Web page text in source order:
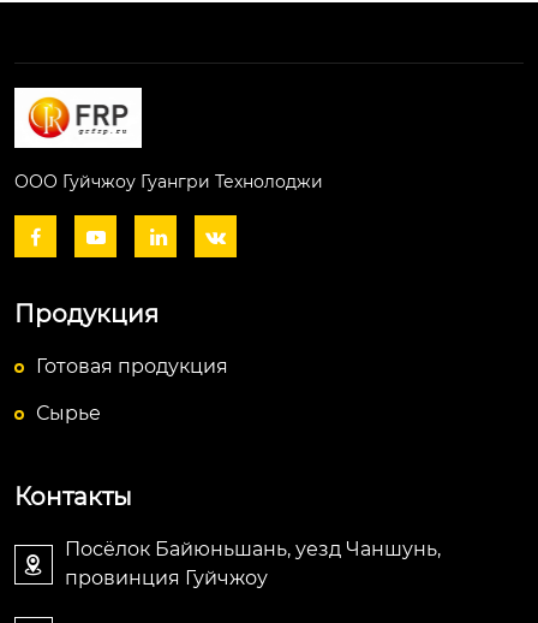
ООО Гуйчжоу Гуангри Технолоджи
   
Продукция
Готовая продукция
Сырье
Контакты

Посёлок Байюньшань, уезд Чаншунь,
провинция Гуйчжоу